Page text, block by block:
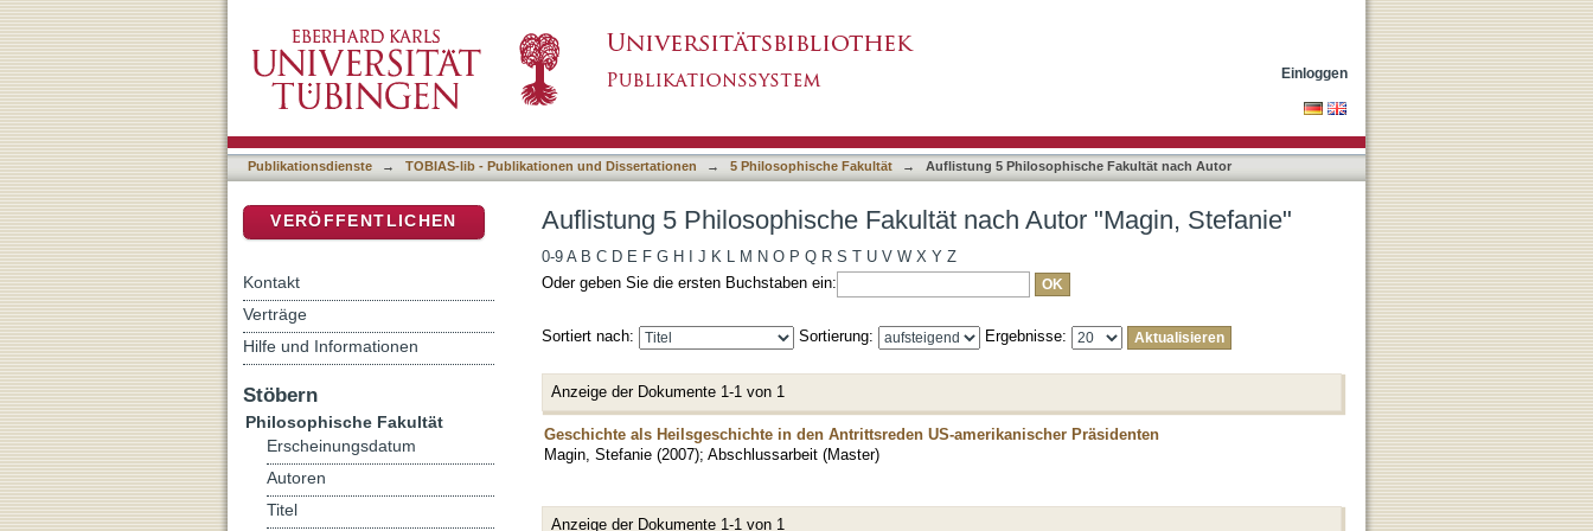
Einloggen
Publikationsdienste → TOBIAS-lib - Publikationen und Dissertationen → 5 Philosophische Fakultät → Auflistung 5 Philosophische Fakultät nach Autor
Auflistung 5 Philosophische Fakultät nach Autor "Magin, Stefanie"
0-9 A B C D E F G H J K L M N O P Q R S T U V W X Y Z
Oder geben Sie die ersten Buchstaben ein:
Sortiert nach: Sortierung: Ergebnisse:
Anzeige der Dokumente 1-1 von 1
Geschichte als Heilsgeschichte in den Antrittsreden US-amerikanischer Präsidenten
Magin, Stefanie (2007); Abschlussarbeit (Master)
Anzeige der Dokumente 1-1 von 1
VERÖFFENTLICHEN
Kontakt
Verträge
Hilfe und Informationen
Stöbern
Philosophische Fakultät
Erscheinungsdatum
Autoren
Titel